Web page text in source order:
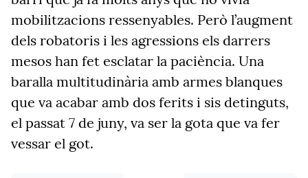
mobilitzacions ressenyables. Però l’augment
dels robatoris i les agressions els darrers
mesos han fet esclatar la paciència. Una
baralla multitudinària amb armes blanques
que va acabar amb dos ferits i sis detinguts,
el passat 7 de juny, va ser la gota que va fer
vessar el got.